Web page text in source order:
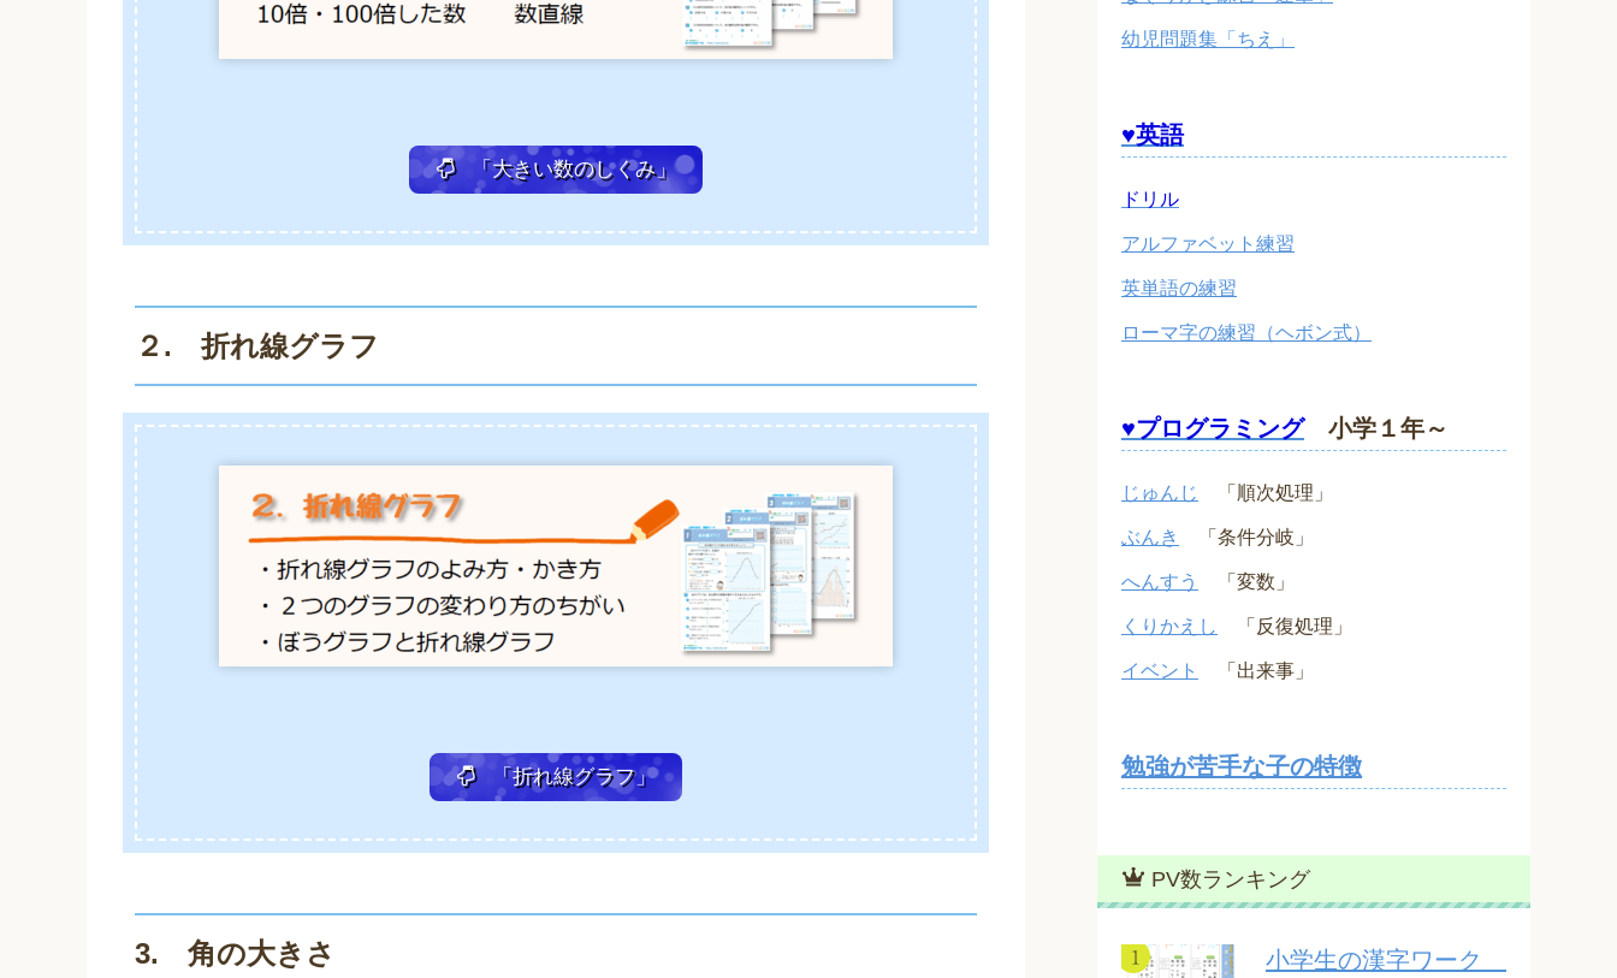
「大きい数のしくみ」
２. 折れ線グラフ
「折れ線グラフ」
3. 角の大きさ
幼児問題集「ちえ」
♥英語
ドリル
アルファベット練習
英単語の練習
ローマ字の練習（ヘボン式）
♥プログラミング小学１年～
じゅんじ 「順次処理」
ぶんき 「条件分岐」
へんすう 「変数」
くりかえし 「反復処理」
イベント 「出来事」
勉強が苦手な子の特徴
PV数ランキング
小学生の漢字ワーク